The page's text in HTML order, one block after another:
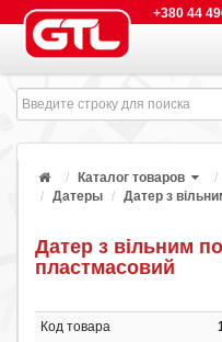
+380 44
Каталог товаров
Датеры
Датер з
Датер з вільним
пластмасовий
Код товара